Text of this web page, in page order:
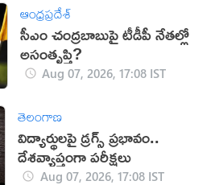
ఆంధ్రప్రదేశ్
సీఎం చంద్రబాబుపై టీడీపీ నేతల్లో
అసంతృప్తి?
Aug 07, 2026, 17:08 IST
తెలంగాణ
విద్యార్థులపై డ్రగ్స్ ప్రభావం..
దేశవ్యాప్తంగా పరీక్షలు
Aug 07, 2026, 17:08 IST